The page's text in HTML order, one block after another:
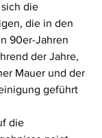
die
die in den
90er-Jahren
der Jahre,
Mauer und der
geführt
die